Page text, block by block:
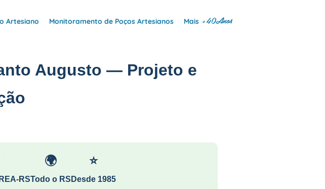
Artesiano Monitoramento de Poços Artesianos Mais +40Anos
Augusto — Projeto e
RS
🌍
Todo o RS
⭐
Desde 1985